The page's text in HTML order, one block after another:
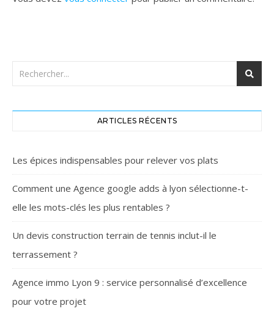
ARTICLES RÉCENTS
Les épices indispensables pour relever vos plats
Comment une Agence google adds à lyon sélectionne-t-
elle les mots-clés les plus rentables ?
Un devis construction terrain de tennis inclut-il le
terrassement ?
Agence immo Lyon 9 : service personnalisé d’excellence
pour votre projet